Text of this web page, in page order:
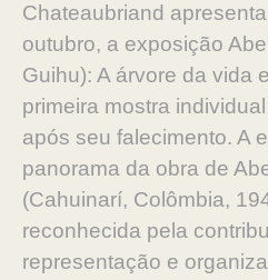
Chateaubriand
outubro, a exposição
Guihu): A árvore da vida
primeira mostra
após seu falecimento. A
panorama da obra de
(Cahuinarí, Colômbia,
reconhecida pela
representação e